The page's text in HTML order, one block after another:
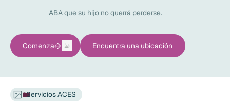
ABA que su hijo no querrá perderse.
Comenzar Encuentra una ubicación
Servicios ACES